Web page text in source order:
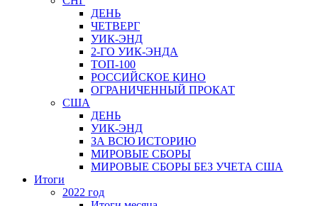
ДЕНЬ
ЧЕТВЕРГ
УИК-ЭНД
2-ГО УИК-ЭНДА
ТОП-100
РОССИЙСКОЕ КИНО
ОГРАНИЧЕННЫЙ ПРОКАТ
США
ДЕНЬ
УИК-ЭНД
ЗА ВСЮ ИСТОРИЮ
МИРОВЫЕ СБОРЫ
МИРОВЫЕ СБОРЫ БЕЗ УЧЕТА США
Итоги
2022 год